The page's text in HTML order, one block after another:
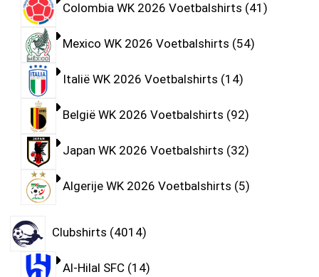
Colombia WK 2026 Voetbalshirts 41
Mexico WK 2026 Voetbalshirts 54
Italië WK 2026 Voetbalshirts 14
België WK 2026 Voetbalshirts 92
Japan WK 2026 Voetbalshirts 32
Algerije WK 2026 Voetbalshirts 5
Clubshirts 4014
Al-Hilal SFC 14